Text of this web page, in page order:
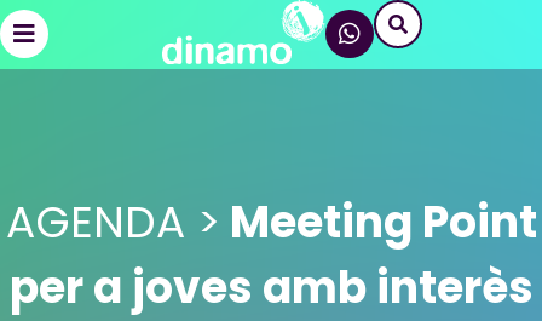
AGENDA > Meeting Point
per a joves amb interès